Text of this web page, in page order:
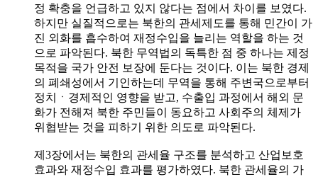
정 확충을 언급하고 있지 않다는 점에서 차이를 보였다.
하지만 실질적으로는 북한의 관세제도를 통해 민간이 가
진 외화를 흡수하여 재정수입을 늘리는 역할을 하는 것
으로 파악된다. 북한 무역법의 독특한 점 중 하나는 제정
목적을 국가 안전 보장에 둔다는 것이다. 이는 북한 경제
의 폐쇄성에서 기인하는데 무역을 통해 주변국으로부터
정치ㆍ경제적인 영향을 받고, 수출입 과정에서 해외 문
화가 전해져 북한 주민들이 동요하고 사회주의 체제가
위협받는 것을 피하기 위한 의도로 파악된다.
제3장에서는 북한의 관세율 구조를 분석하고 산업보호
효과와 재정수입 효과를 평가하였다. 북한 관세율의 가